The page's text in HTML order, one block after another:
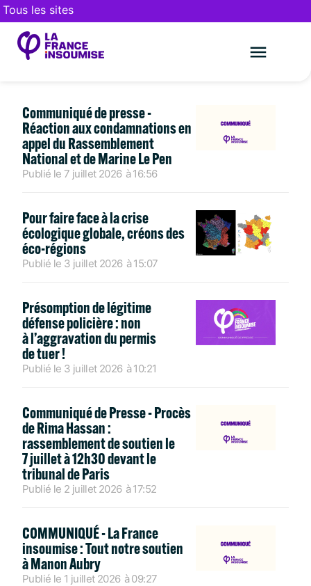
Tous les sites
ACTUALITÉS
MouvementAssemblée
Communiqué de presse -
Réaction aux condamnations en
appel du Rassemblement
National et de Marine Le Pen
Publié le 7 juillet 2026 à 16:56
Pour faire face à la crise
écologique globale, créons des
éco-régions
Publié le 3 juillet 2026 à 15:07
Présomption de légitime
défense policière : non
à l’aggravation du permis
de tuer !
Publié le 3 juillet 2026 à 10:21
Communiqué de Presse - Procès
de Rima Hassan :
rassemblement de soutien le
7 juillet à 12h30 devant le
tribunal de Paris
Publié le 2 juillet 2026 à 17:52
COMMUNIQUÉ - La France
insoumise : Tout notre soutien
à Manon Aubry
Publié le 1 juillet 2026 à 09:27